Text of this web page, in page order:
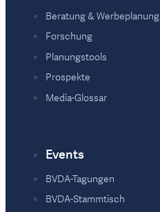
Beratung & Werbeplanung
Forschung
Planungstools
Prospekte
Media-Glossar
Events
BVDA-Tagungen
BVDA-Stammtisch